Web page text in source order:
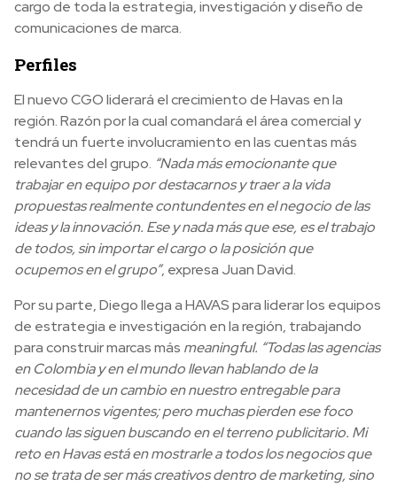
cargo de toda la estrategia, investigación y diseño de
comunicaciones de marca.
Perfiles
El nuevo CGO liderará el crecimiento de Havas en la
región. Razón por la cual comandará el área comercial y
tendrá un fuerte involucramiento en las cuentas más
relevantes del grupo. “Nada más emocionante que
trabajar en equipo por destacarnos y traer a la vida
propuestas realmente contundentes en el negocio de las
ideas y la innovación. Ese y nada más que ese, es el trabajo
de todos, sin importar el cargo o la posición que
ocupemos en el grupo”, expresa Juan David.
Por su parte, Diegollega a HAVAS para liderar los equipos
de estrategia e investigación en la región, trabajando
para construir marcas más meaningful. “Todas las agencias
en Colombia y en el mundo llevan hablando de la
necesidad de un cambio en nuestro entregable para
mantenernos vigentes; pero muchas pierden ese foco
cuando las siguen buscando en el terreno publicitario. Mi
reto en Havas está en mostrarle a todos los negocios que
no se trata de ser más creativos dentro de marketing, sino